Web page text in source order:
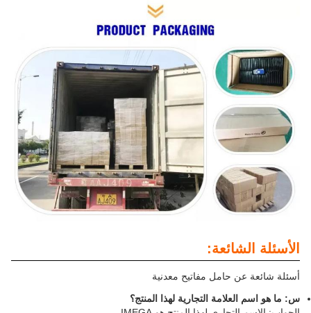
الأسئلة الشائعة:
أسئلة شائعة عن حامل مفاتيح معدنية
س: ما هو اسم العلامة التجارية لهذا المنتج؟